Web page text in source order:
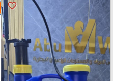
favorite_border